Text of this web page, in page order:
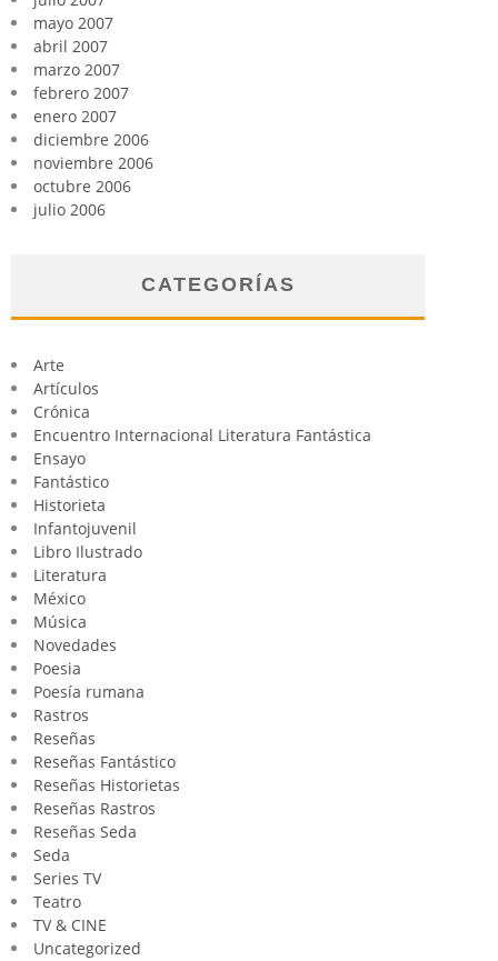
mayo 2007
abril 2007
marzo 2007
febrero 2007
enero 2007
diciembre 2006
noviembre 2006
octubre 2006
julio 2006
CATEGORÍAS
Arte
Artículos
Crónica
Encuentro Internacional Literatura Fantástica
Ensayo
Fantástico
Historieta
Infantojuvenil
Libro Ilustrado
Literatura
México
Música
Novedades
Poesia
Poesía rumana
Rastros
Reseñas
Reseñas Fantástico
Reseñas Historietas
Reseñas Rastros
Reseñas Seda
Seda
Series TV
Teatro
TV & CINE
Uncategorized